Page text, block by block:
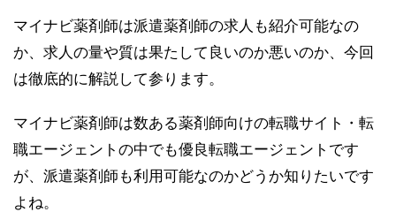
マイナビ薬剤師は派遣薬剤師の求人も紹介可能なの
か、求人の量や質は果たして良いのか悪いのか、今回
は徹底的に解説して参ります。
マイナビ薬剤師は数ある薬剤師向けの転職サイト・転
職エージェントの中でも優良転職エージェントです
が、派遣薬剤師も利用可能なのかどうか知りたいです
よね。